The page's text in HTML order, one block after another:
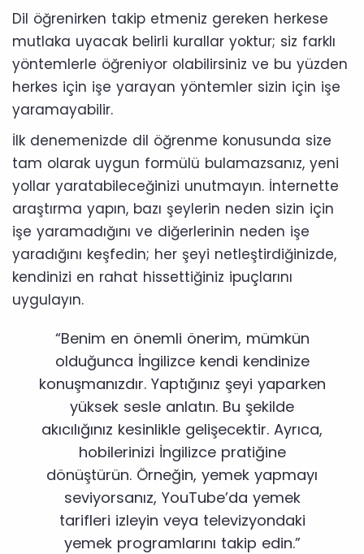
Dil öğrenirken takip etmeniz gereken herkese
mutlaka uyacak belirli kurallar yoktur; siz farklı
yöntemlerle öğreniyor olabilirsiniz ve bu yüzden
herkes için işe yarayan yöntemler sizin için işe
yaramayabilir.
İlk denemenizde dil öğrenme konusunda size
tam olarak uygun formülü bulamazsanız, yeni
yollar yaratabileceğinizi unutmayın. İnternette
araştırma yapın, bazı şeylerin neden sizin için
işe yaramadığını ve diğerlerinin neden işe
yaradığını keşfedin; her şeyi netleştirdiğinizde,
kendinizi en rahat hissettiğiniz ipuçlarını
uygulayın.
“Benim en önemli önerim, mümkün
olduğunca İngilizce kendi kendinize
konuşmanızdır. Yaptığınız şeyi yaparken
yüksek sesle anlatın. Bu şekilde
akıcılığınız kesinlikle gelişecektir. Ayrıca,
hobilerinizi İngilizce pratiğine
dönüştürün. Örneğin, yemek yapmayı
seviyorsanız, YouTube’da yemek
tarifleri izleyin veya televizyondaki
yemek programlarını takip edin.”